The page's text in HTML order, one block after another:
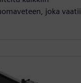
joka vaatii